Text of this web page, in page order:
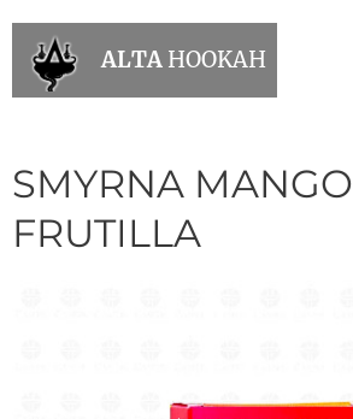
ALTA HOOKAH
SMYRNA MANGO
FRUTILLA